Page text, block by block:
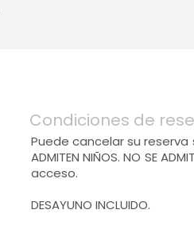
Condiciones de
Puede cancelar su reserva
ADMITEN NIÑOS. NO SE
acceso.
DESAYUNO INCLUIDO.